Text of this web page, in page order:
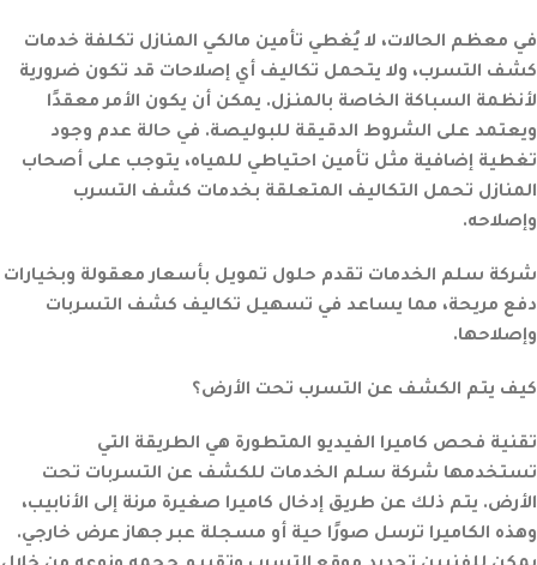
في معظم الحالات، لا يُغطي تأمين مالكي المنازل تكلفة خدمات
كشف التسرب، ولا يتحمل تكاليف أي إصلاحات قد تكون ضرورية
لأنظمة السباكة الخاصة بالمنزل. يمكن أن يكون الأمر معقدًا
ويعتمد على الشروط الدقيقة للبوليصة. في حالة عدم وجود
تغطية إضافية مثل تأمين احتياطي للمياه، يتوجب على أصحاب
المنازل تحمل التكاليف المتعلقة بخدمات كشف التسرب
وإصلاحه.
شركة سلم الخدمات تقدم حلول تمويل بأسعار معقولة وبخيارات
دفع مريحة، مما يساعد في تسهيل تكاليف كشف التسربات
وإصلاحها.
كيف يتم الكشف عن التسرب تحت الأرض؟
تقنية فحص كاميرا الفيديو المتطورة هي الطريقة التي
تستخدمها شركة سلم الخدمات للكشف عن التسربات تحت
الأرض. يتم ذلك عن طريق إدخال كاميرا صغيرة مرنة إلى الأنابيب،
وهذه الكاميرا ترسل صورًا حية أو مسجلة عبر جهاز عرض خارجي.